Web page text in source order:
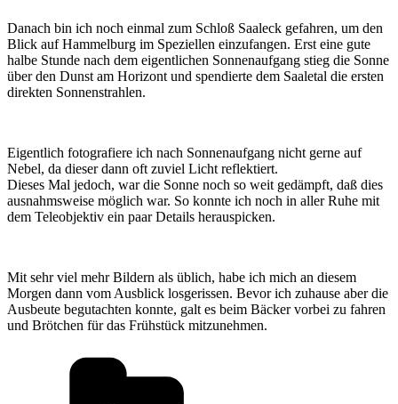
Danach bin ich noch einmal zum Schloß Saaleck gefahren, um den
Blick auf Hammelburg im Speziellen einzufangen. Erst eine gute
halbe Stunde nach dem eigentlichen Sonnenaufgang stieg die Sonne
über den Dunst am Horizont und spendierte dem Saaletal die ersten
direkten Sonnenstrahlen.
Eigentlich fotografiere ich nach Sonnenaufgang nicht gerne auf
Nebel, da dieser dann oft zuviel Licht reflektiert.
Dieses Mal jedoch, war die Sonne noch so weit gedämpft, daß dies
ausnahmsweise möglich war. So konnte ich noch in aller Ruhe mit
dem Teleobjektiv ein paar Details herauspicken.
Mit sehr viel mehr Bildern als üblich, habe ich mich an diesem
Morgen dann vom Ausblick losgerissen. Bevor ich zuhause aber die
Ausbeute begutachten konnte, galt es beim Bäcker vorbei zu fahren
und Brötchen für das Frühstück mitzunehmen.